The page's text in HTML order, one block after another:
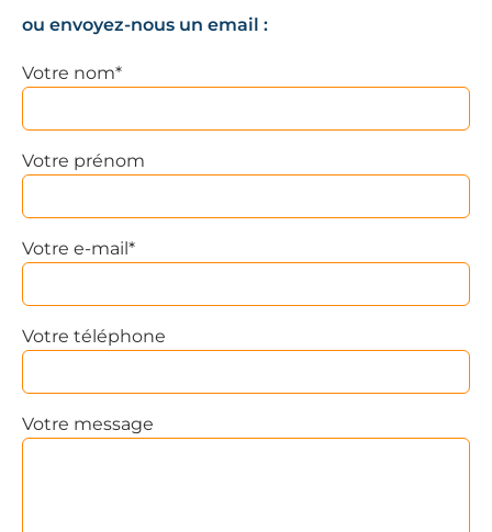
ou envoyez-nous un email :
Votre nom*
Votre prénom
Votre e-mail*
Votre téléphone
Votre message